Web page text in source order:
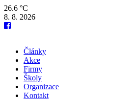
26.6 °C
8. 8. 2026
Články
Akce
Firmy
Školy
Organizace
Kontakt